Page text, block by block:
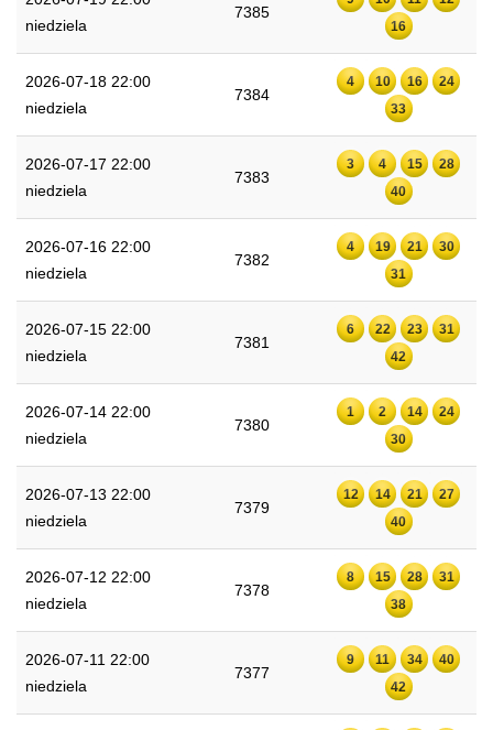
niedziela
7385
16
2026-07-18 22:00
niedziela
7384
4 10 16
24
33
2026-07-17 22:00
niedziela
7383
3 4 15
28
40
2026-07-16 22:00
niedziela
7382
4 19 21
30
31
2026-07-15 22:00
niedziela
7381
6 22 23
31
42
2026-07-14 22:00
niedziela
7380
1 2 14
24
30
2026-07-13 22:00
niedziela
7379
12 14 21
27
40
2026-07-12 22:00
niedziela
7378
8 15 28
31
38
2026-07-11 22:00
niedziela
7377
9 11 34
40
42